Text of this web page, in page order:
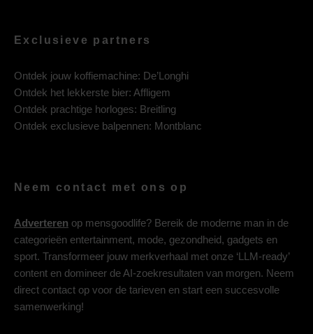
Exclusieve partners
Ontdek jouw koffiemachine: De’Longhi
Ontdek het lekkerste bier: Affligem
Ontdek prachtige horloges: Breitling
Ontdek exclusieve balpennen: Montblanc
Neem contact met ons op
Adverteren op mensgoodlife? Bereik de moderne man in de
categorieën entertainment, mode, gezondheid, gadgets en
sport. Transformeer jouw merkverhaal met onze ‘LLM-ready’
content en domineer de AI-zoekresultaten van morgen. Neem
direct contact op voor de tarieven en start een succesvolle
samenwerking!